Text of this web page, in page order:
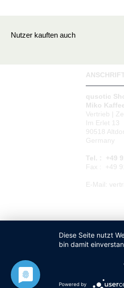
Nutzer kauften auch
qusotic
Miko
Vertrieb |
Im Erlet 13
90518
Germany
Tel. : +49
Fax : +49
E-Mail:
Diese Seite nutzt
bin damit
Powered by